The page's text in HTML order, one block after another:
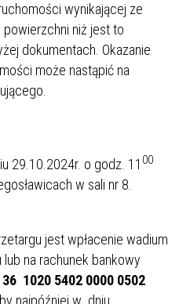
wynikającej ze
niż jest to
dokumentach. Okazanie
może nastąpić na
29.10.2024r. o godz. 11 00
w sali nr 8.
jest wpłacenie wadium
na rachunek bankowy
36 1020 5402 0000 0502